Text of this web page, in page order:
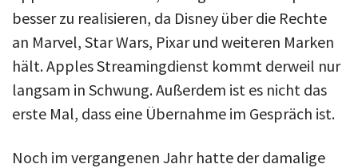
besser zu realisieren, da Disney über die Rechte
an Marvel, Star Wars, Pixar und weiteren Marken
hält. Apples Streamingdienst kommt derweil nur
langsam in Schwung. Außerdem ist es nicht das
erste Mal, dass eine Übernahme im Gespräch ist.
Noch im vergangenen Jahr hatte der damalige